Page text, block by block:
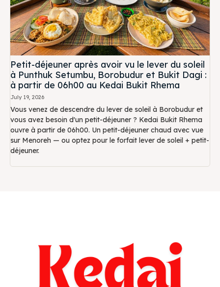
Petit-déjeuner après avoir vu le lever du soleil
à Punthuk Setumbu, Borobudur et Bukit Dagi :
à partir de 06h00 au Kedai Bukit Rhema
July 19, 2026
Vous venez de descendre du lever de soleil à Borobudur et
vous avez besoin d'un petit-déjeuner ? Kedai Bukit Rhema
ouvre à partir de 06h00. Un petit-déjeuner chaud avec vue
sur Menoreh — ou optez pour le forfait lever de soleil + petit-
déjeuner.